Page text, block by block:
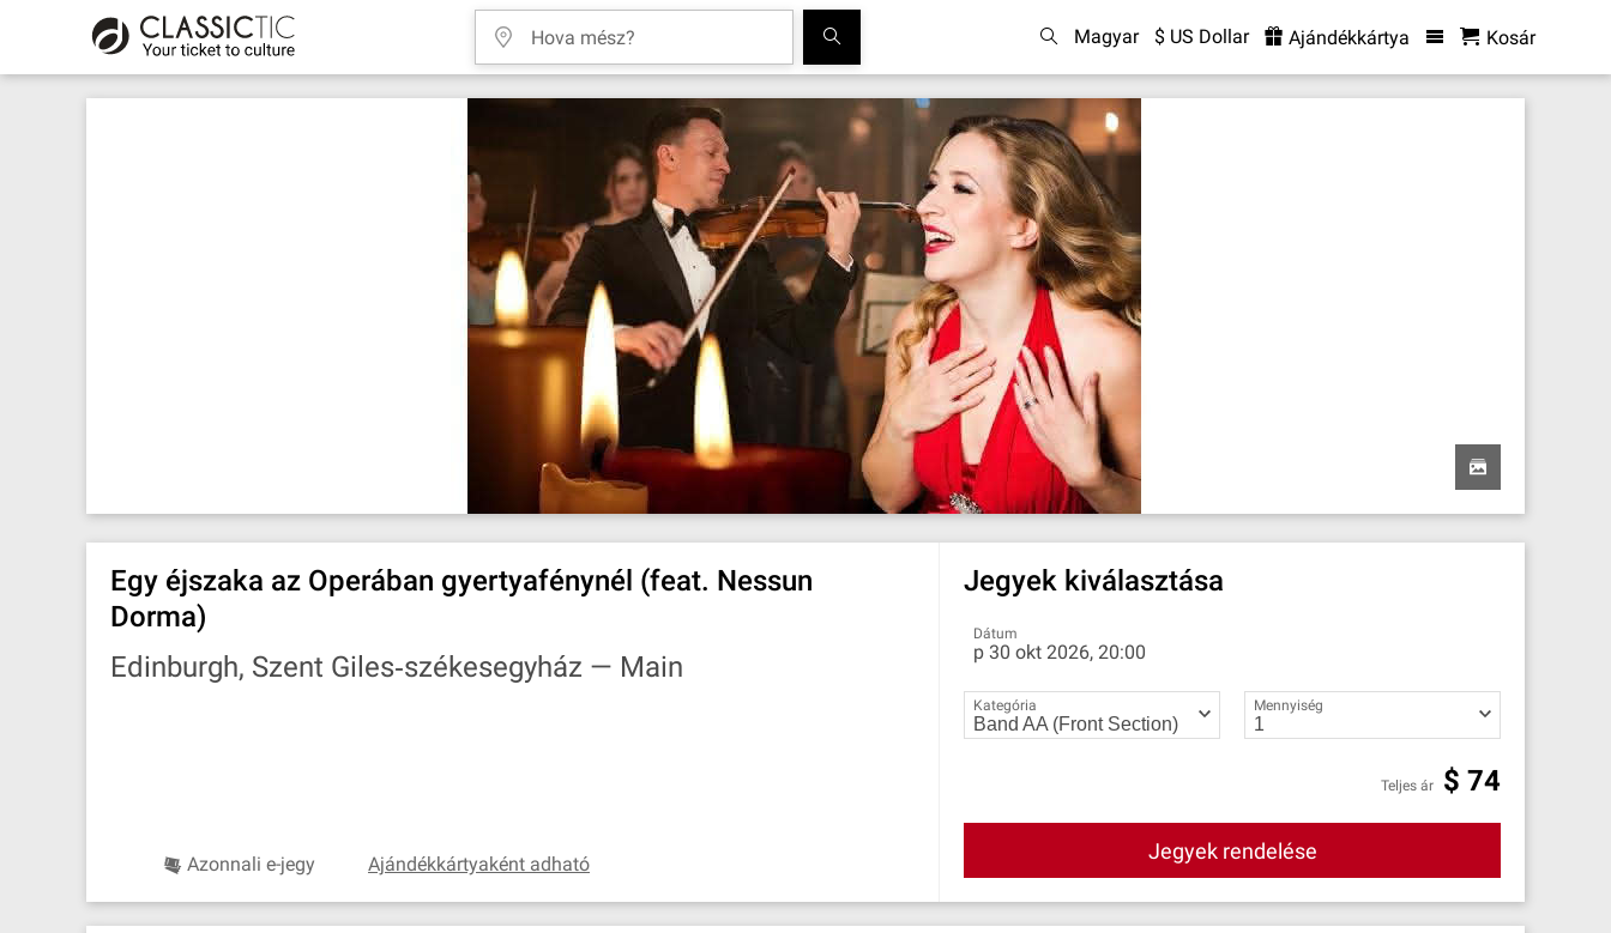
Magyar $ US Dollar Ajándékkártya Kosár
Egy éjszaka az Operában gyertyafénynél (feat. Nessun
Dorma)
Edinburgh, Szent Giles‐székesegyház — Main
Azonnali e-jegy Ajándékkártyaként adható
Jegyek kiválasztása
Dátum
p 30 okt 2026, 20:00
Kategória Mennyiség
Teljes ár $ 74
Jegyek rendelése